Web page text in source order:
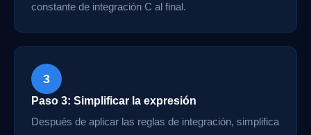
constante de integración C al final.
3
Paso 3: Simplificar la expresión
Después de aplicar las reglas de integración, simplifica